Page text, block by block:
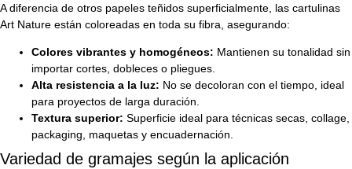
A diferencia de otros papeles teñidos superficialmente, las cartulinas
Art Nature están coloreadas en toda su fibra, asegurando:
Colores vibrantes y homogéneos: Mantienen su tonalidad sin
importar cortes, dobleces o pliegues.
Alta resistencia a la luz: No se decoloran con el tiempo, ideal
para proyectos de larga duración.
Textura superior: Superficie ideal para técnicas secas, collage,
packaging, maquetas y encuadernación.
Variedad de gramajes según la aplicación